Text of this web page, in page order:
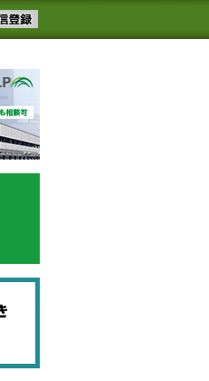
ースメール配信を登録す